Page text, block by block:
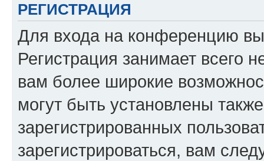
РЕГИСТРАЦИЯ
Для входа на конференцию
Регистрация занимает всего
вам более широкие
могут быть установлены
зарегистрированных
зарегистрироваться, вам